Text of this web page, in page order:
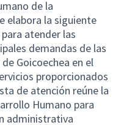
de la
elabora la siguiente
atender las
demandas de las
Goicoechea en el
proporcionados
de atención reúne la
Humano para
administrativa